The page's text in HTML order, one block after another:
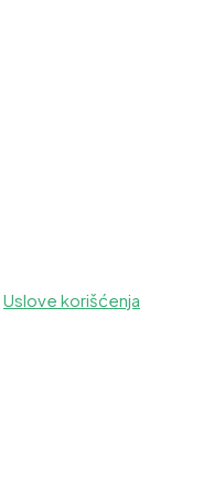
Uslove korišćenja